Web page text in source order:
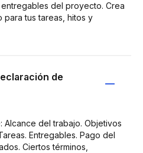
del proyecto. Crea
tus tareas, hitos y
de
Alcance del trabajo. Objetivos
Entregables. Pago del
Ciertos términos,